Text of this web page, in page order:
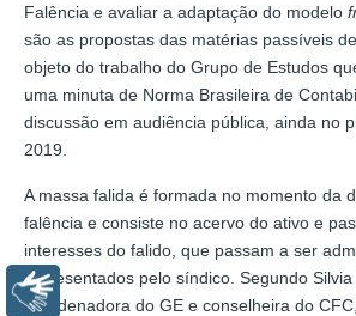
Falência e avaliar a adaptação do modelo
são as propostas das matérias passíveis
objeto do trabalho do Grupo de Estudos
uma minuta de Norma Brasileira de
discussão em audiência pública, ainda no
2019.
A massa falida é formada no momento da
falência e consiste no acervo do ativo e
interesses do falido, que passam a ser
representados pelo síndico. Segundo Silvia
coordenadora do GE e conselheira do